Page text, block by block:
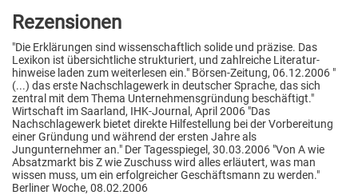
Rezensionen
"Die Erklärungen sind wissenschaftlich solide und präzise. Das
Lexikon ist übersichtliche strukturiert, und zahlreiche Literatur-
hinweise laden zum weiterlesen ein." Börsen-Zeitung, 06.12.2006 "
(...) das erste Nachschlagewerk in deutscher Sprache, das sich
zentral mit dem Thema Unternehmensgründung beschäftigt."
Wirtschaft im Saarland, IHK-Journal, April 2006 "Das
Nachschlagewerk bietet direkte Hilfestellung bei der Vorbereitung
einer Gründung und während der ersten Jahre als
Jungunternehmer an." Der Tagesspiegel, 30.03.2006 "Von A wie
Absatzmarkt bis Z wie Zuschuss wird alles erläutert, was man
wissen muss, um ein erfolgreicher Geschäftsmann zu werden."
Berliner Woche, 08.02.2006